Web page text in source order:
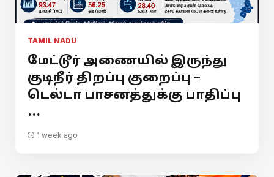
TAMIL NADU
மேட்டூர் அணையில் இருந்து
குடிநீர் திறப்பு குறைப்பு –
டெல்டா பாசனத்துக்கு பாதிப்பு
...
1 week ago